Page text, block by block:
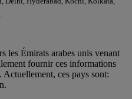
les Émirats arabes unis venant
fournir ces informations
Actuellement, ces pays sont: